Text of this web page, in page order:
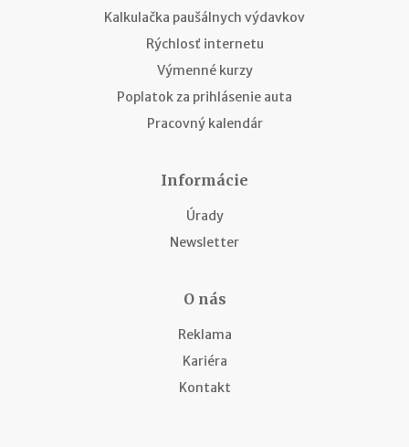
Kalkulačka paušálnych výdavkov
Rýchlosť internetu
Výmenné kurzy
Poplatok za prihlásenie auta
Pracovný kalendár
Informácie
Úrady
Newsletter
O nás
Reklama
Kariéra
Kontakt